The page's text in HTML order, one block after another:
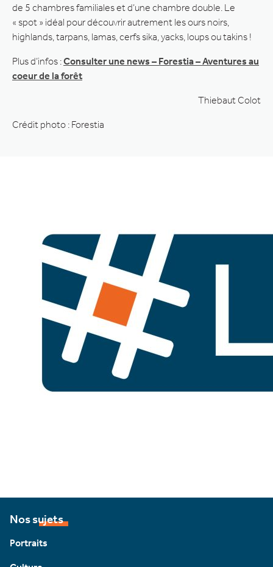
de 5 chambres familiales et d’une chambre double. Le
« spot » idéal pour découvrir autrement les ours noirs,
highlands, tarpans, lamas, cerfs sika, yacks, loups ou takins !
Plus d’infos :Consulter une news – Forestia – Aventures au
coeur de la forêt
Thiebaut Colot
Crédit photo : Forestia
Nos sujets
Portraits